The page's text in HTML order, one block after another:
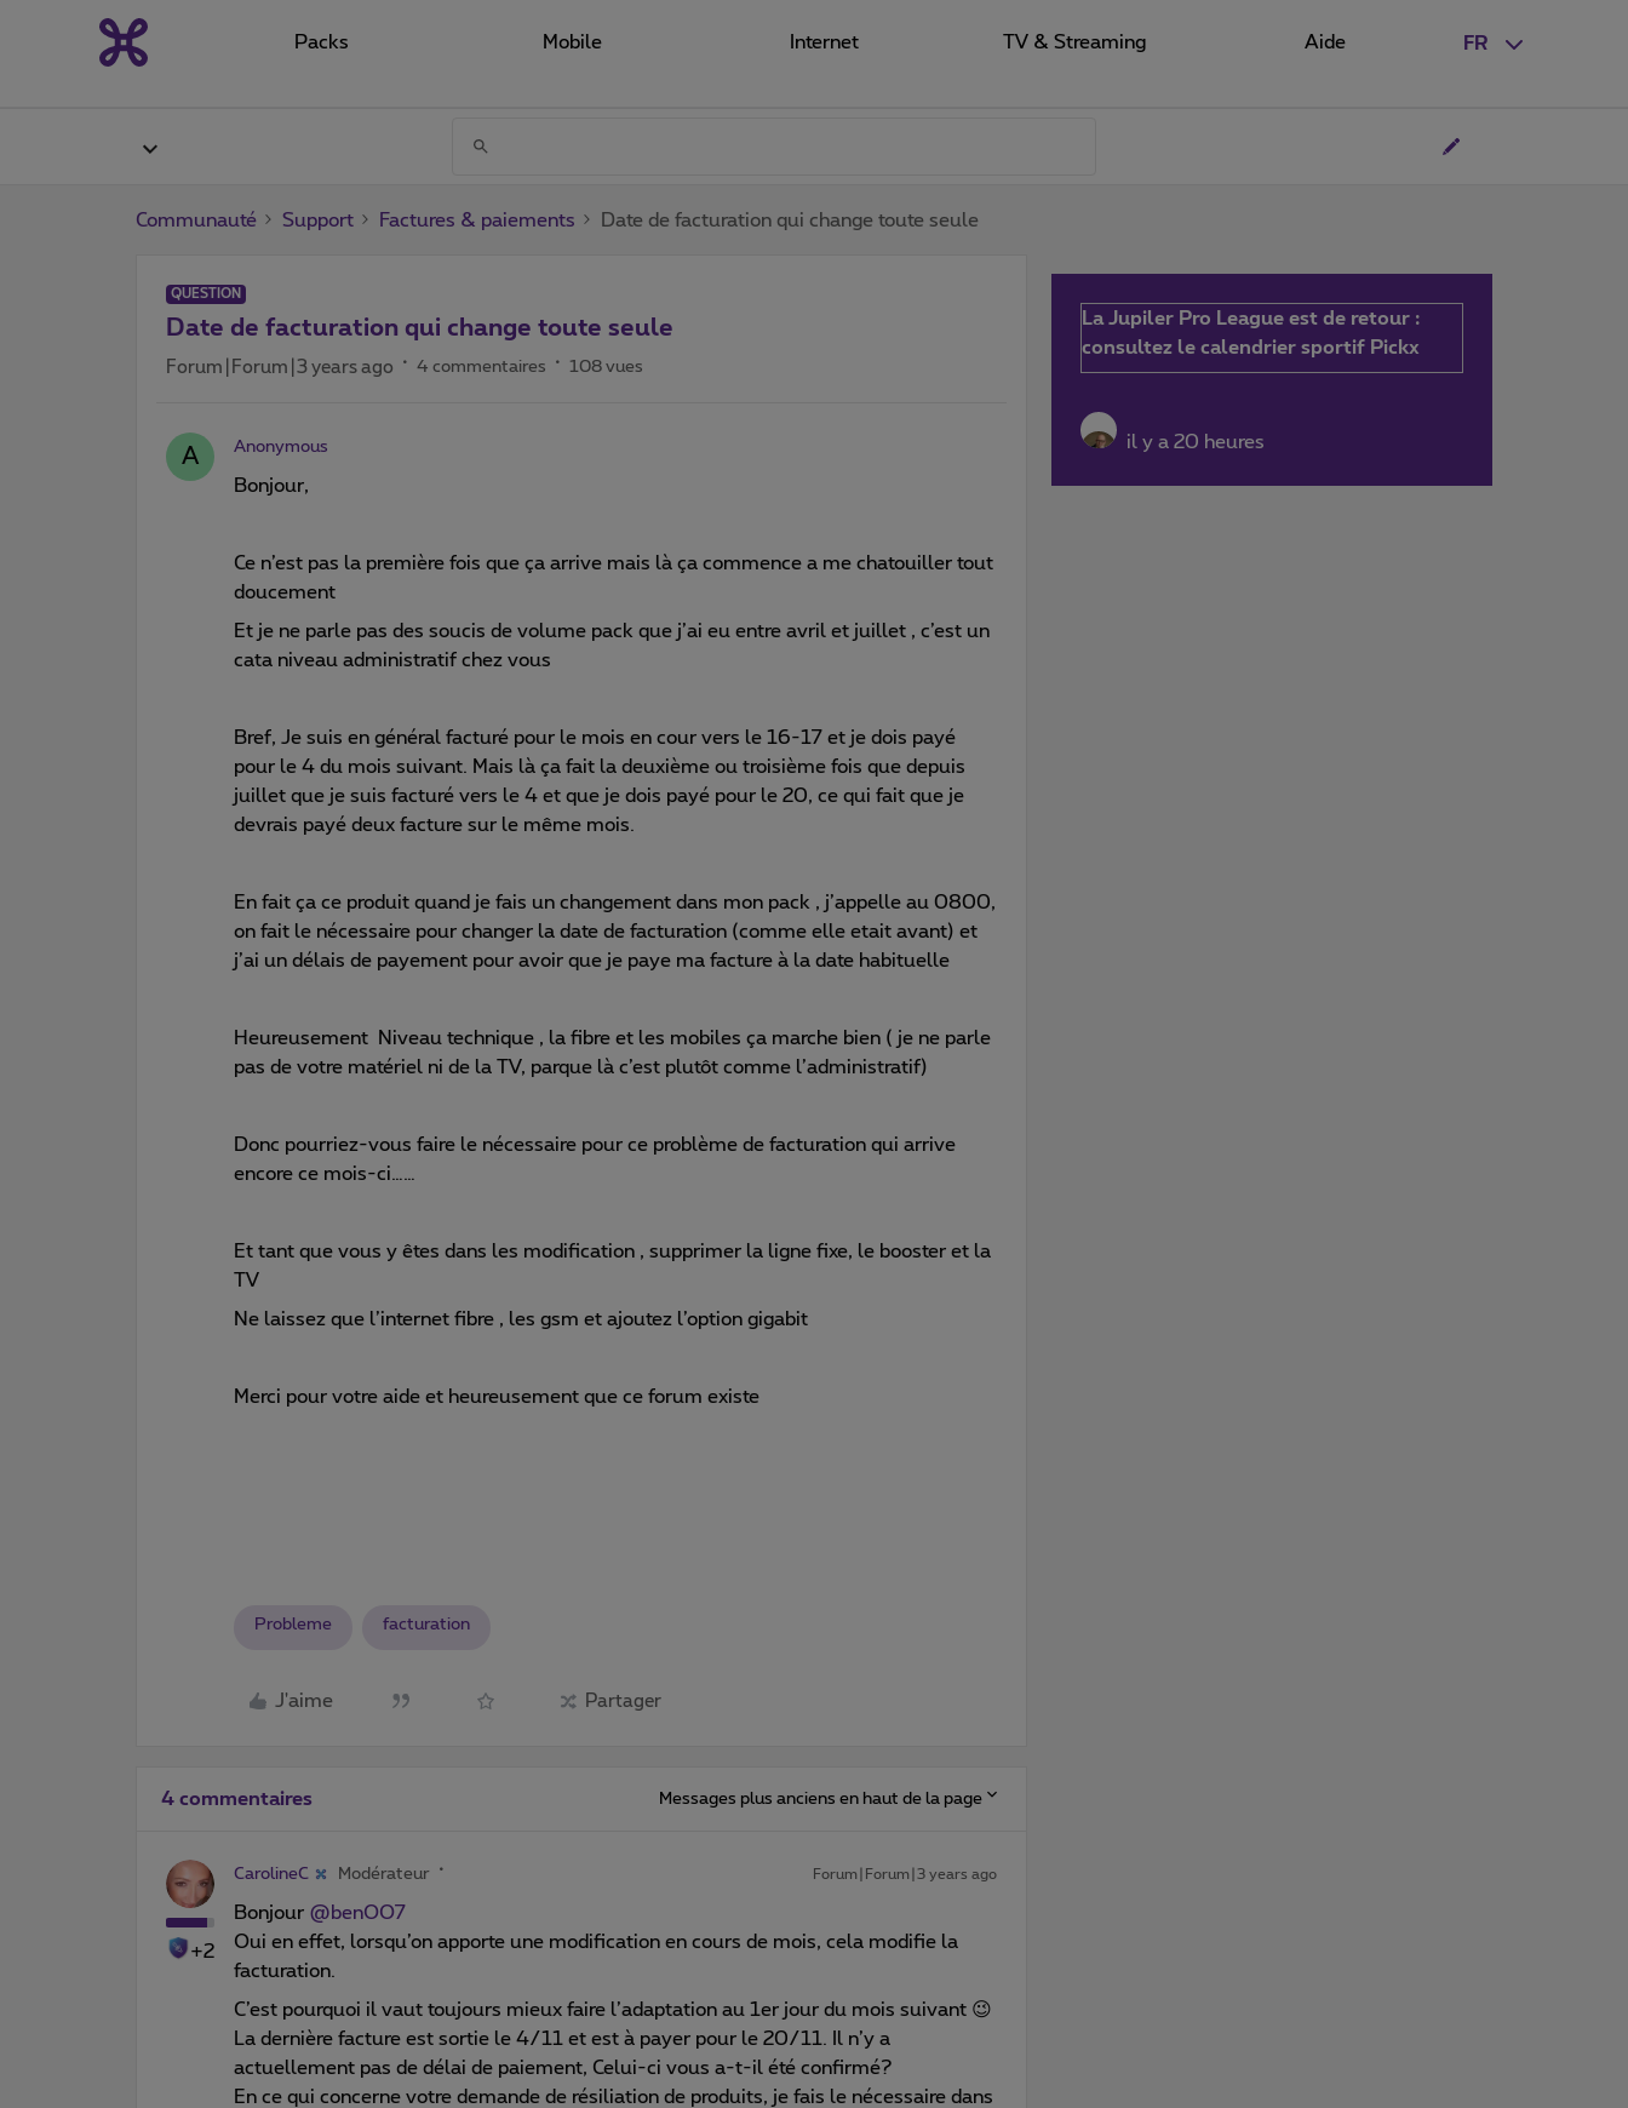
FR
Packs Mobile Internet TV & Streaming Aide
Communauté Support Factures & paiements Date de facturation qui change toute seule
QUESTION
Date de facturation qui change toute seule
Forum|Forum|3 years ago 4 commentaires 108 vues
A Anonymous
Bonjour,
Ce n’est pas la première fois que ça arrive mais là ça commence a me chatouiller tout
doucement
Et je ne parle pas des soucis de volume pack que j’ai eu entre avril et juillet , c’est un
cata niveau administratif chez vous
Bref, Je suis en général facturé pour le mois en cour vers le 16-17 et je dois payé
pour le 4 du mois suivant. Mais là ça fait la deuxième ou troisième fois que depuis
juillet que je suis facturé vers le 4 et que je dois payé pour le 20, ce qui fait que je
devrais payé deux facture sur le même mois.
En fait ça ce produit quand je fais un changement dans mon pack , j’appelle au 0800,
on fait le nécessaire pour changer la date de facturation (comme elle etait avant) et
j’ai un délais de payement pour avoir que je paye ma facture à la date habituelle
Heureusement Niveau technique , la fibre et les mobiles ça marche bien ( je ne parle
pas de votre matériel ni de la TV, parque là c’est plutôt comme l’administratif)
Donc pourriez-vous faire le nécessaire pour ce problème de facturation qui arrive
encore ce mois-ci……
Et tant que vous y êtes dans les modification , supprimer la ligne fixe, le booster et la
TV
Ne laissez que l’internet fibre , les gsm et ajoutez l’option gigabit
Merci pour votre aide et heureusement que ce forum existe
Probleme facturation
J'aime Partager
4 commentaires Messages plus anciens en haut de la page
+2
CarolineC Modérateur Forum|Forum|3 years ago
Bonjour @benOO7
Oui en effet, lorsqu’on apporte une modification en cours de mois, cela modifie la
facturation.
C’est pourquoi il vaut toujours mieux faire l’adaptation au 1er jour du mois suivant 😉
La dernière facture est sortie le 4/11 et est à payer pour le 20/11. Il n’y a
actuellement pas de délai de paiement, Celui-ci vous a-t-il été confirmé?
En ce qui concerne votre demande de résiliation de produits, je fais le nécessaire dans
La Jupiler Pro League est de retour :
consultez le calendrier sportif Pickx
il y a 20 heures